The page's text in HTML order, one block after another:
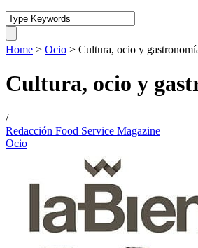
Home > Ocio > Cultura, ocio y
Cultura, ocio y
/
Redacción Food Service Magazine
Ocio